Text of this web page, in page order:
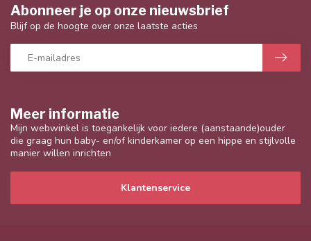
Meer informatie
Mijn webwinkel is toegankelijk voor iedere (aanstaande)ouder
die graag hun baby- en/of kinderkamer op een hippe en stijlvolle
manier willen inrichten
Klantenservice
Abonneer je op onze nieuwsbrief
Blijf op de hoogte over onze laatste acties